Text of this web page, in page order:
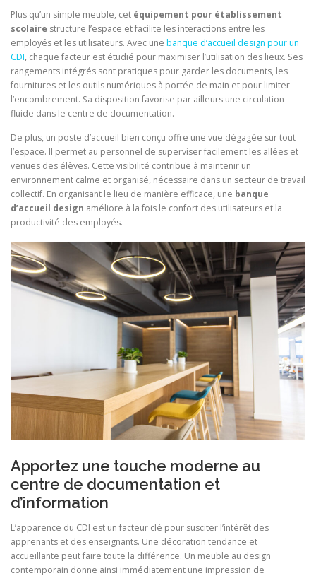
Plus qu’un simple meuble, cet équipement pour établissement
scolaire structure l’espace et facilite les interactions entre les
employés et les utilisateurs. Avec une banque d’accueil design pour un
CDI, chaque facteur est étudié pour maximiser l’utilisation des lieux. Ses
rangements intégrés sont pratiques pour garder les documents, les
fournitures et les outils numériques à portée de main et pour limiter
l’encombrement. Sa disposition favorise par ailleurs une circulation
fluide dans le centre de documentation.
De plus, un poste d’accueil bien conçu offre une vue dégagée sur tout
l’espace. Il permet au personnel de superviser facilement les allées et
venues des élèves. Cette visibilité contribue à maintenir un
environnement calme et organisé, nécessaire dans un secteur de travail
collectif. En organisant le lieu de manière efficace, une banque
d’accueil design améliore à la fois le confort des utilisateurs et la
productivité des employés.
Apportez une touche moderne au
centre de documentation et
d’information
L’apparence du CDI est un facteur clé pour susciter l’intérêt des
apprenants et des enseignants. Une décoration tendance et
accueillante peut faire toute la différence. Un meuble au design
contemporain donne ainsi immédiatement une impression de